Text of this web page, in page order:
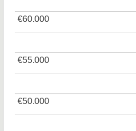
€50.000
€50.000
€55.000
€55.000
€60.000
€60.000